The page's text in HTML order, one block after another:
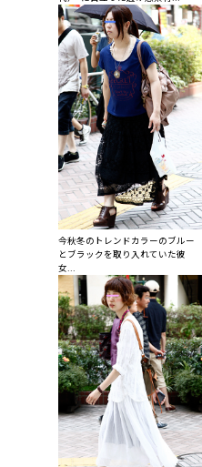
今秋冬のトレンドカラーのブルー
とブラックを取り入れていた彼
女...